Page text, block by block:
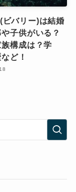
バリー)は結婚
子供がいる？
構成は？学
ど！